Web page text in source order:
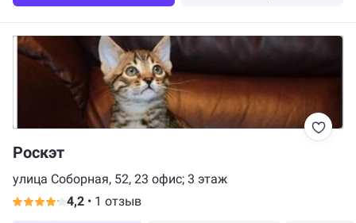
Роскэт
улица Соборная, 52, 23 офис; 3 этаж
4,2 • 1 отзыв